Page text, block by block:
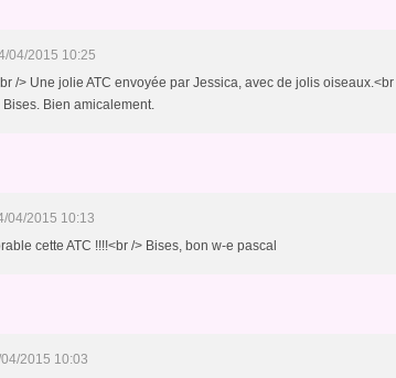
04/2015 10:25
/> Une jolie ATC envoyée par Jessica, avec de jolis
Bien amicalement.
04/2015 10:13
cette ATC !!!!<br /> Bises, bon w-e pascal
2015 10:03